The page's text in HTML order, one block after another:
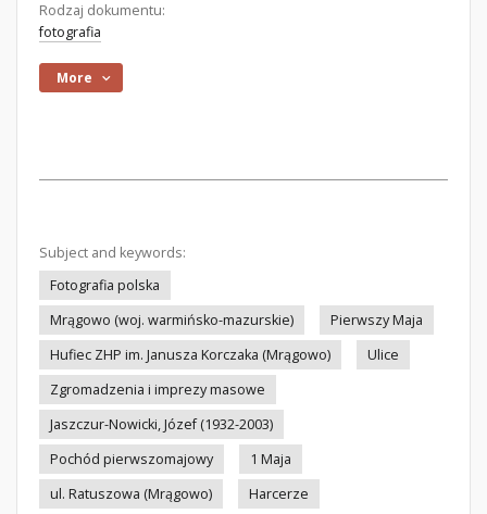
Rodzaj dokumentu:
fotografia
More
Subject and keywords:
Fotografia polska
Mrągowo (woj. warmińsko-mazurskie)
Pierwszy Maja
Hufiec ZHP im. Janusza Korczaka (Mrągowo)
Ulice
Zgromadzenia i imprezy masowe
Jaszczur-Nowicki, Józef (1932-2003)
Pochód pierwszomajowy
1 Maja
ul. Ratuszowa (Mrągowo)
Harcerze